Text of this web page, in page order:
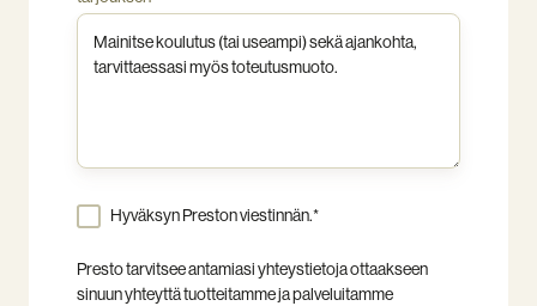
Hyväksyn Preston viestinnän.*
Presto tarvitsee antamiasi yhteystietoja ottaakseen
sinuun yhteyttä tuotteitamme ja palveluitamme